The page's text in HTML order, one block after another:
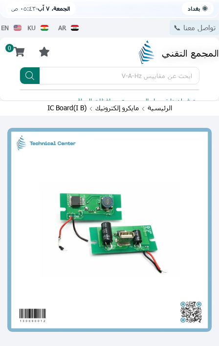
🌞 بغداد الجمعة، ٧ آب ٠٥:٤٣ ص
تواصل معنا 📞 AR
KU
EN
المجمع التقني 0
ابحث عن مقاييس V-A-Hz
يتوفر لدينا توصيل الى جميع محافظات العراق
الرئيسية مايكرو إلكترونيك (I B)IC Board